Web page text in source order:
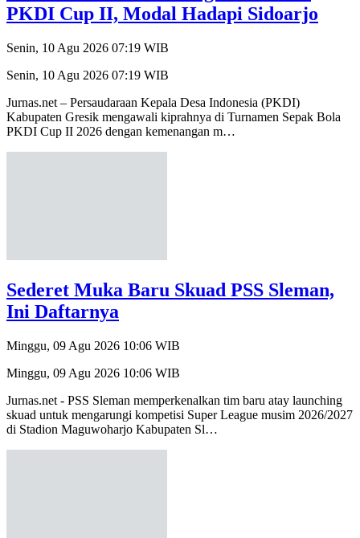
Senin, 10 Agu 2026 07:19 WIB
Jurnas.net – Persaudaraan Kepala Desa Indonesia (PKDI)
Kabupaten Gresik mengawali kiprahnya di Turnamen Sepak Bola
PKDI Cup II 2026 dengan kemenangan m…
Ini Daftarnya
Minggu, 09 Agu 2026 10:06 WIB
Jurnas.net - PSS Sleman memperkenalkan tim baru atay launching
skuad untuk mengarungi kompetisi Super League musim 2026/2027
di Stadion Maguwoharjo Kabupaten Sl…